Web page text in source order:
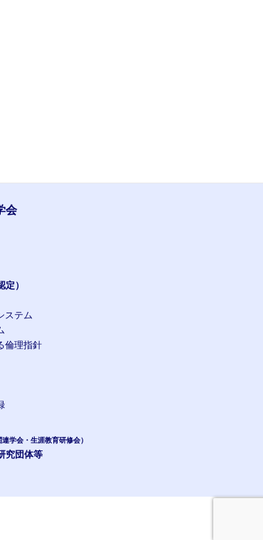
会
）
ステム
倫理指針
連学会・生涯教育研修会）
究団体等